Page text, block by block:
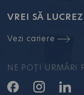
VREI SĂ
Vezi cariere
NE POȚI URMĂRI